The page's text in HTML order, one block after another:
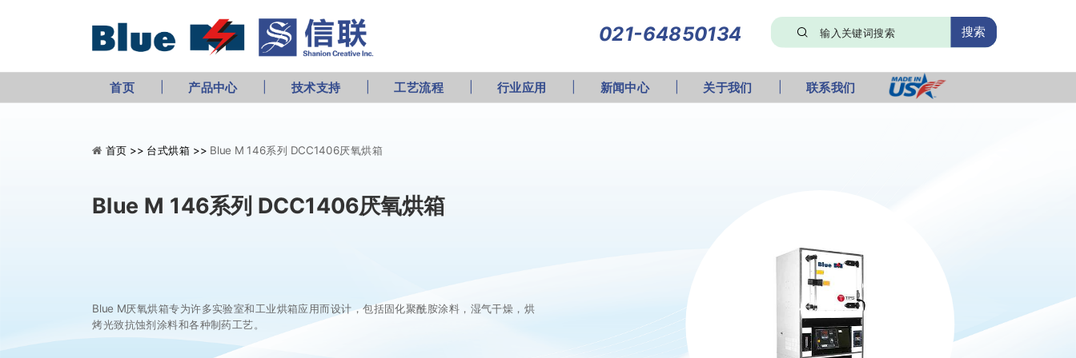
首页 产品中心 技术支持 工艺流程 行业应用 新闻中心 关于我们 联系我们
021-64850134 搜索
首页 >> 台式烘箱 >> Blue M 146系列 DCC1406厌氧烘箱
Blue M 146系列 DCC1406厌氧烘箱
Blue M厌氧烘箱专为许多实验室和工业烘箱应用而设计，包括固化聚酰胺涂料，湿气干燥，烘
烤光致抗蚀剂涂料和各种制药工艺。